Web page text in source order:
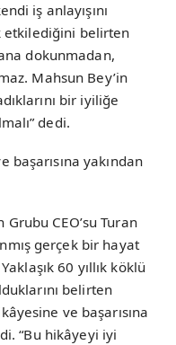
iş anlayışını
etkilediğini belirten
dokunmadan,
Mahsun Bey’in
bir iyiliğe
dedi.
başarısına yakından
CEO’su Turan
gerçek bir hayat
60 yıllık köklü
belirten
ve başarısına
“Bu hikâyeyi iyi